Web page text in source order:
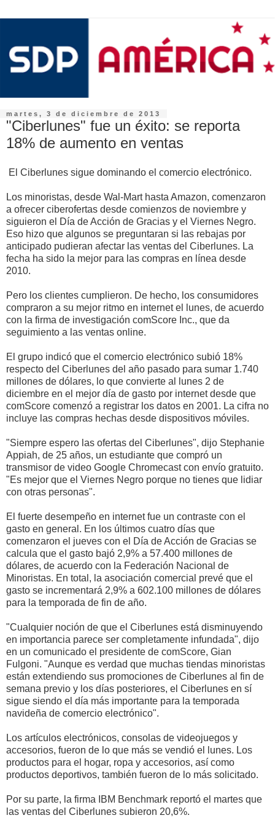
martes, 3 de diciembre de 2013
"Ciberlunes" fue un éxito: se reporta
18% de aumento en ventas
El Ciberlunes sigue dominando el comercio electrónico.
Los minoristas, desde Wal-Mart hasta Amazon, comenzaron
a ofrecer ciberofertas desde comienzos de noviembre y
siguieron el Día de Acción de Gracias y el Viernes Negro.
Eso hizo que algunos se preguntaran si las rebajas por
anticipado pudieran afectar las ventas del Ciberlunes. La
fecha ha sido la mejor para las compras en línea desde
2010.
Pero los clientes cumplieron. De hecho, los consumidores
compraron a su mejor ritmo en internet el lunes, de acuerdo
con la firma de investigación comScore Inc., que da
seguimiento a las ventas online.
El grupo indicó que el comercio electrónico subió 18%
respecto del Ciberlunes del año pasado para sumar 1.740
millones de dólares, lo que convierte al lunes 2 de
diciembre en el mejor día de gasto por internet desde que
comScore comenzó a registrar los datos en 2001. La cifra no
incluye las compras hechas desde dispositivos móviles.
"Siempre espero las ofertas del Ciberlunes", dijo Stephanie
Appiah, de 25 años, un estudiante que compró un
transmisor de video Google Chromecast con envío gratuito.
"Es mejor que el Viernes Negro porque no tienes que lidiar
con otras personas".
El fuerte desempeño en internet fue un contraste con el
gasto en general. En los últimos cuatro días que
comenzaron el jueves con el Día de Acción de Gracias se
calcula que el gasto bajó 2,9% a 57.400 millones de
dólares, de acuerdo con la Federación Nacional de
Minoristas. En total, la asociación comercial prevé que el
gasto se incrementará 2,9% a 602.100 millones de dólares
para la temporada de fin de año.
"Cualquier noción de que el Ciberlunes está disminuyendo
en importancia parece ser completamente infundada", dijo
en un comunicado el presidente de comScore, Gian
Fulgoni. "Aunque es verdad que muchas tiendas minoristas
están extendiendo sus promociones de Ciberlunes al fin de
semana previo y los días posteriores, el Ciberlunes en sí
sigue siendo el día más importante para la temporada
navideña de comercio electrónico".
Los artículos electrónicos, consolas de videojuegos y
accesorios, fueron de lo que más se vendió el lunes. Los
productos para el hogar, ropa y accesorios, así como
productos deportivos, también fueron de lo más solicitado.
Por su parte, la firma IBM Benchmark reportó el martes que
las ventas del Ciberlunes subieron 20,6%.